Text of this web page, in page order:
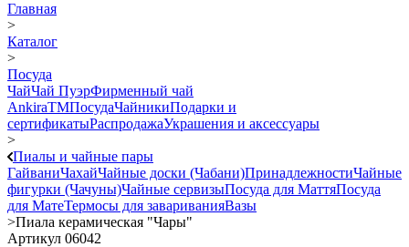
Главная
>
Каталог
>
Посуда
ЧайЧай ПуэрФирменный чай
AnkiraTMПосудаЧайникиПодарки и
сертификатыРаспродажаУкрашения и аксессуары
>
Пиалы и чайные пары
ГайваниЧахайЧайные доски (Чабани)ПринадлежностиЧайные
фигурки (Чачуны)Чайные сервизыПосуда для МаттяПосуда
для МатеТермосы для завариванияВазы
>Пиала керамическая "Чары"
Артикул 06042